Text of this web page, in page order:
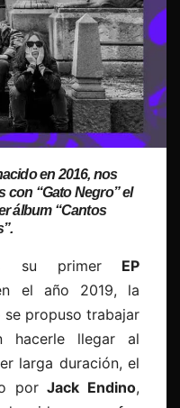
en 2016, nos
con “Gato Negro”el
álbum“Cantos
su primerEP
el año 2019, la
propuso trabajar
hacerle llegar al
larga duración, el
porJack Endino,